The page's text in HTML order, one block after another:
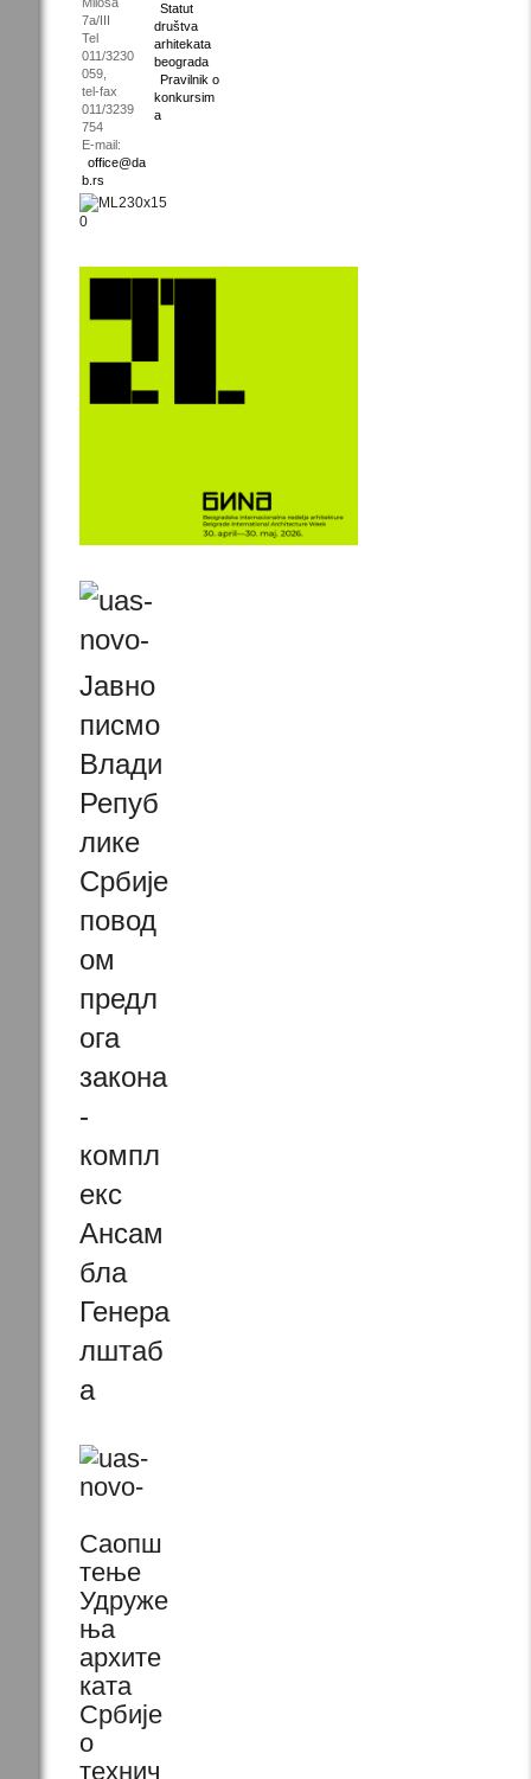
Miloša
7a/III
Tel
011/3230
059,
tel-fax
011/3239
754
E-mail:
office@da
b.rs
Statut
društva
arhitekata
beograda
Pravilnik o
konkursim
a
Јавно
писмо
Влади
Репуб
лике
Србије
повод
ом
предл
ога
закона
-
компл
екс
Ансам
бла
Генера
лштаб
а
Саопш
тење
Удруже
ња
архите
ката
Србије
о
технич